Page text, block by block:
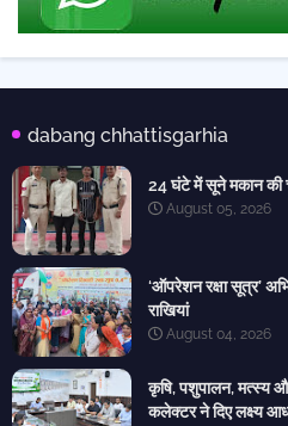
dabang chhattisgarhia
24 घंटे में सूने मकान की
August 05, 2026
‘ऑपरेशन रक्षा सूत्र’
राखियां
August 04, 2026
कृषि, पशुपालन, मत्स्य और
कलेक्टर ने दिए लक्ष्य